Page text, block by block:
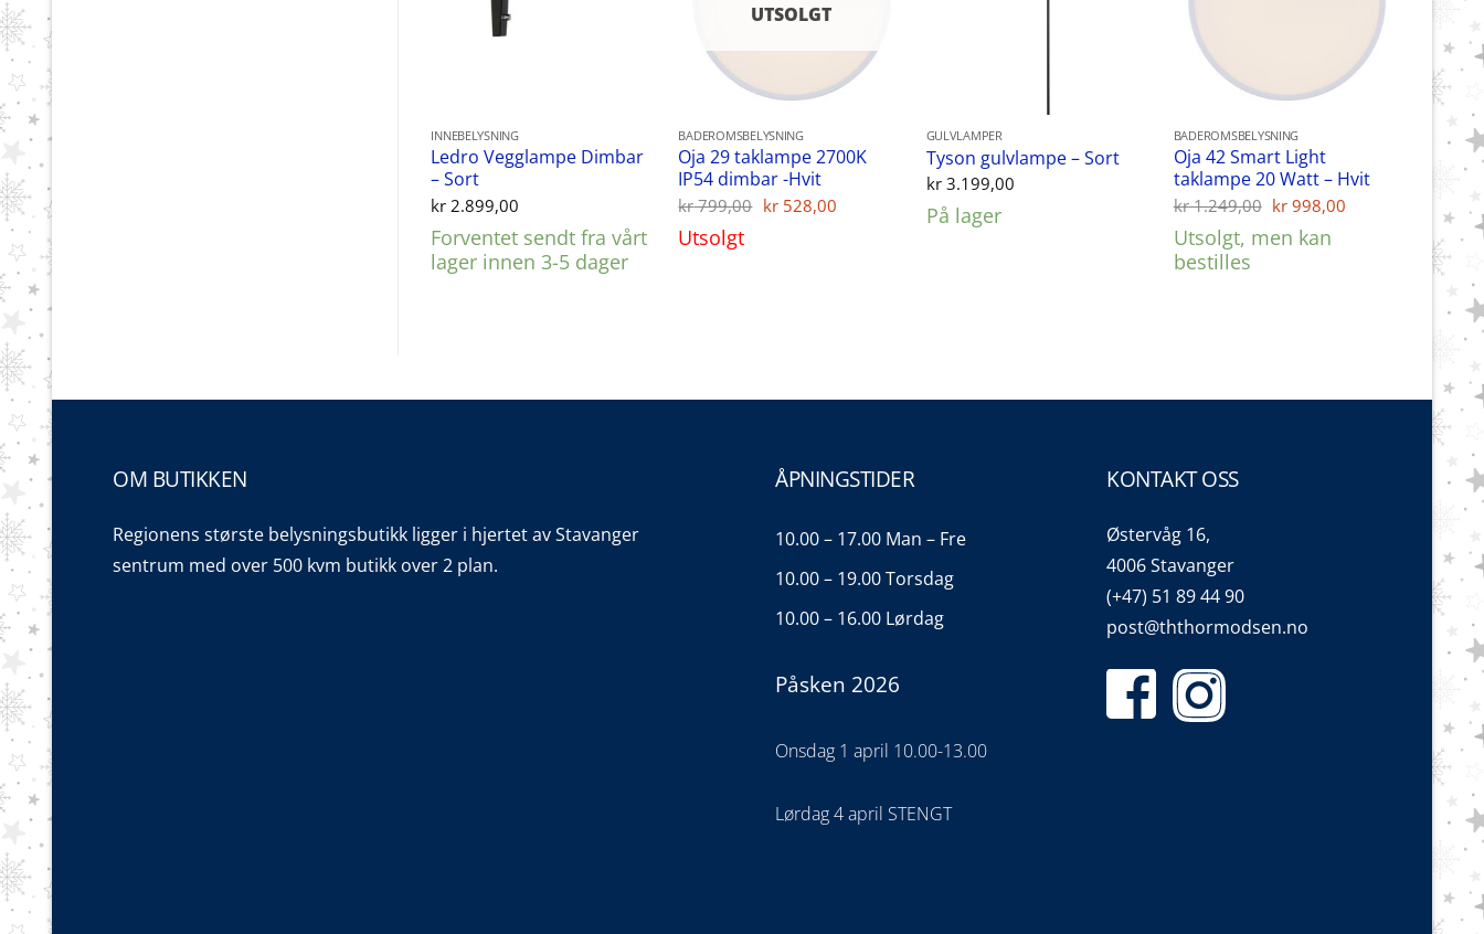
INNEBELYSNING
Ledro Vegglampe Dimbar
– Sort
kr 2.899,00
Forventet sendt fra vårt
lager innen 3-5 dager
UTSOLGT
BADEROMSBELYSNING
Oja 29 taklampe 2700K
IP54 dimbar -Hvit
kr799,00 Opprinnelig
kr528,00Nåværende
Utsolgt
GULVLAMPER
Tyson gulvlampe – Sort
kr3.199,00
På lager
BADEROMSBELYSNING
Oja 42 Smart Light
taklampe 20 Watt – Hvit
kr1.249,00 Opprinnelig
var:
kr 998,00
kr 998,00.
Utsolgt, men kan
bestilles
OM BUTIKKEN
Regionens største belysningsbutikk ligger i hjertet av Stavanger
sentrum med over 500 kvm butikk over 2 plan.
ÅPNINGSTIDER
10.00 – 17.00 Man – Fre
10.00 – 19.00 Torsdag
10.00 – 16.00 Lørdag
Påsken 2026
Onsdag 1 april 10.00-13.00
Lørdag 4 april STENGT
KONTAKT OSS
Østervåg 16,
4006 Stavanger
(+47) 51 89 44 90
post@ththormodsen.no